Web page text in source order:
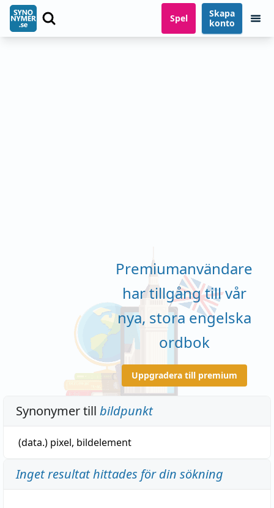
Spel
Skapa
konto
Premiumanvändare
har tillgång till vår
nya, stora engelska
ordbok
Uppgradera till premium
Synonymer till bildpunkt
(data.) pixel, bildelement
Inget resultat hittades för din sökning